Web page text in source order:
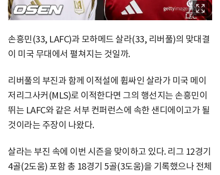
손흥민(33, LAFC)과 모하메드 살라(33, 리버풀)의 맞대결
이 미국 무대에서 펼쳐지는 것일까.
리버풀의 부진과 함께 이적설에 휩싸인 살라가 미국 메이
저리그사커(MLS)로 이적한다면 그의 행선지는 손흥민이
뛰는 LAFC와 같은 서부 컨퍼런스에 속한 샌디에이고가 될
것이라는 주장이 나왔다.
살라는 부진 속에 이번 시즌을 맞이하고 있다. 리그 12경기
4골(2도움) 포함 총 18경기 5골(3도움)을 기록했으나 전체